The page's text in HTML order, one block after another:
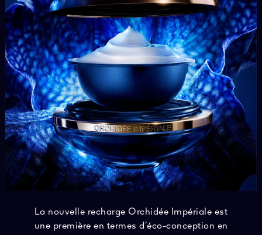
La nouvelle recharge Orchidée Impériale est
une première en termes d’éco-conception en